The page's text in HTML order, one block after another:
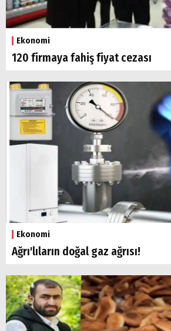
Ekonomi
120 firmaya fahiş fiyat cezası
Ekonomi
Ağrı'lıların doğal gaz ağrısı!